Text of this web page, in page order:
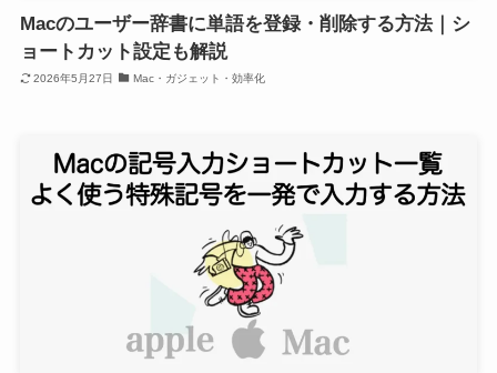
Macのユーザー辞書に単語を登録・削除する方法｜シ
ョートカット設定も解説
2026年5月27日 Mac・ガジェット・効率化